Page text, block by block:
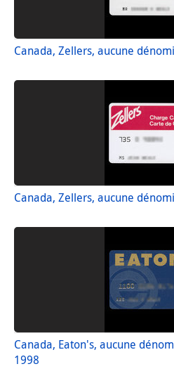
Canada, Zellers, aucune
Canada, Zellers, aucune
Canada, Eaton's, aucune
1998